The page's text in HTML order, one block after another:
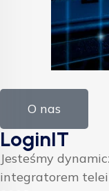
O nas
LoginIT
Jesteśmy
integratorem